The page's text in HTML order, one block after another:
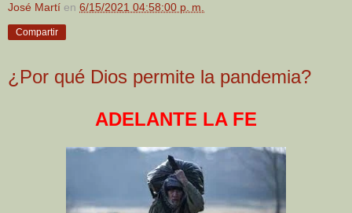
José Martí en 6/15/2021 04:58:00 p. m.
Compartir
¿Por qué Dios permite la pandemia?
ADELANTE LA FE